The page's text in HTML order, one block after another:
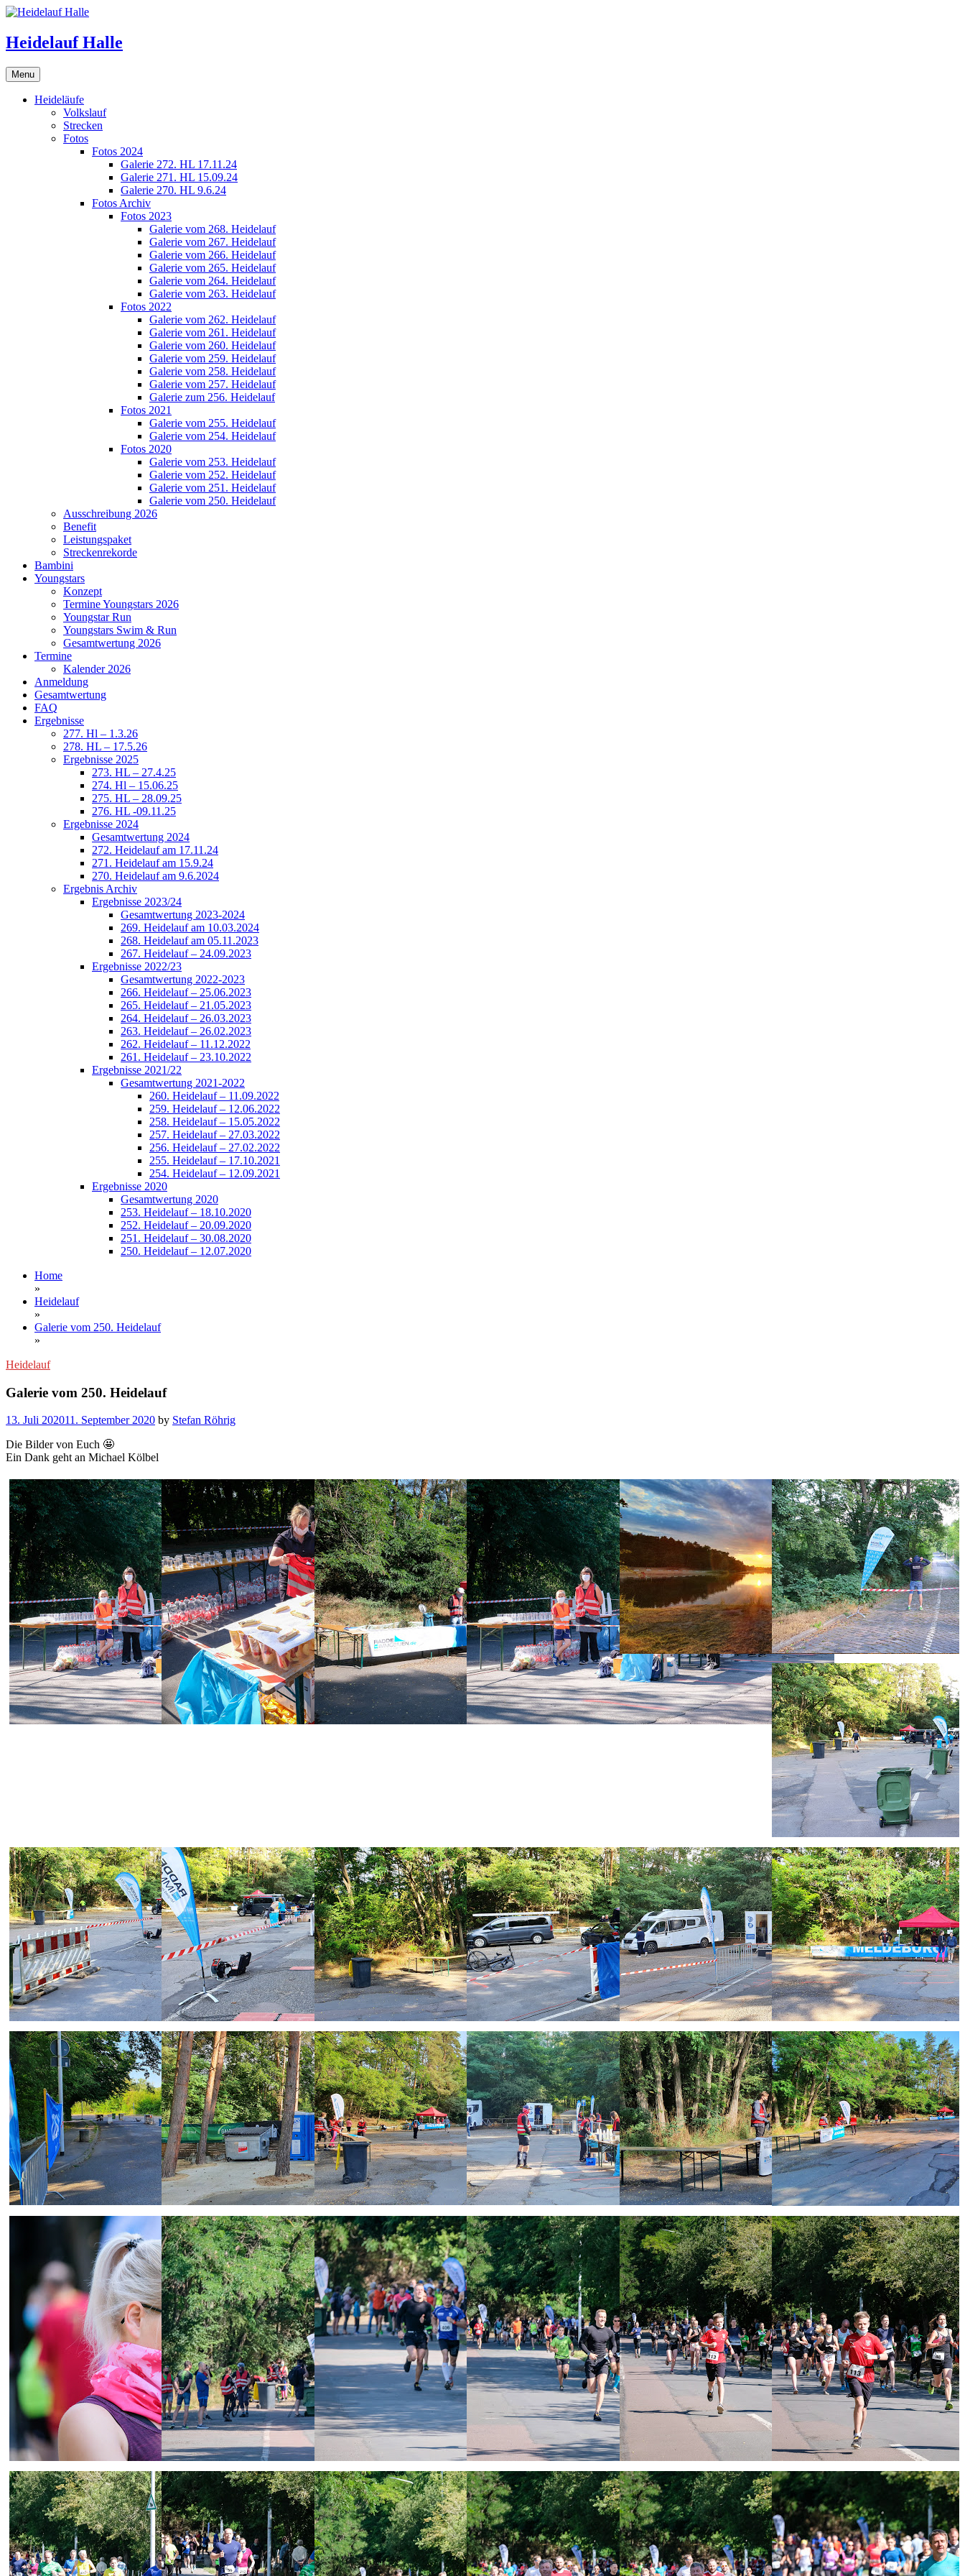
Skip
content
Heidelauf Halle
Menu
Heideläufe
Volkslauf
Strecken
Fotos
Fotos 2024
Galerie 272. HL 17.11.24
Galerie 271. HL 15.09.24
Galerie 270. HL 9.6.24
Fotos Archiv
Fotos 2023
Galerie vom 268. Heidelauf
Galerie vom 267. Heidelauf
Galerie vom 266. Heidelauf
Galerie vom 265. Heidelauf
Galerie vom 264. Heidelauf
Galerie vom 263. Heidelauf
Fotos 2022
Galerie vom 262. Heidelauf
Galerie vom 261. Heidelauf
Galerie vom 260. Heidelauf
Galerie vom 259. Heidelauf
Galerie vom 258. Heidelauf
Galerie vom 257. Heidelauf
Galerie zum 256. Heidelauf
Fotos 2021
Galerie vom 255. Heidelauf
Galerie vom 254. Heidelauf
Fotos 2020
Galerie vom 253. Heidelauf
Galerie vom 252. Heidelauf
Galerie vom 251. Heidelauf
Galerie vom 250. Heidelauf
Ausschreibung 2026
Benefit
Leistungspaket
Streckenrekorde
Bambini
Youngstars
Konzept
Termine Youngstars 2026
Youngstar Run
Youngstars Swim & Run
Gesamtwertung 2026
Termine
Kalender 2026
Anmeldung
Gesamtwertung
FAQ
Ergebnisse
277. Hl – 1.3.26
278. HL – 17.5.26
Ergebnisse 2025
273. HL – 27.4.25
274. Hl – 15.06.25
275. HL – 28.09.25
276. HL -09.11.25
Ergebnisse 2024
Gesamtwertung 2024
272. Heidelauf am 17.11.24
271. Heidelauf am 15.9.24
270. Heidelauf am 9.6.2024
Ergebnis Archiv
Ergebnisse 2023/24
Gesamtwertung 2023-2024
269. Heidelauf am 10.03.2024
268. Heidelauf am 05.11.2023
267. Heidelauf – 24.09.2023
Ergebnisse 2022/23
Gesamtwertung 2022-2023
266. Heidelauf – 25.06.2023
265. Heidelauf – 21.05.2023
264. Heidelauf – 26.03.2023
263. Heidelauf – 26.02.2023
262. Heidelauf – 11.12.2022
261. Heidelauf – 23.10.2022
Ergebnisse 2021/22
Gesamtwertung 2021-2022
260. Heidelauf – 11.09.2022
259. Heidelauf – 12.06.2022
258. Heidelauf – 15.05.2022
257. Heidelauf – 27.03.2022
256. Heidelauf – 27.02.2022
255. Heidelauf – 17.10.2021
254. Heidelauf – 12.09.2021
Ergebnisse 2020
Gesamtwertung 2020
253. Heidelauf – 18.10.2020
252. Heidelauf – 20.09.2020
251. Heidelauf – 30.08.2020
250. Heidelauf – 12.07.2020
Home
»
Heidelauf
»
Galerie vom 250. Heidelauf
»
Heidelauf
Galerie vom 250. Heidelauf
13. Juli 202011. September 2020 by Stefan Röhrig
Die Bilder von Euch 🤩
Ein Dank geht an Michael Kölbel